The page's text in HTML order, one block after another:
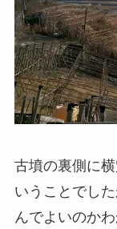
古墳の裏側に
いうことでし
んでよいのか